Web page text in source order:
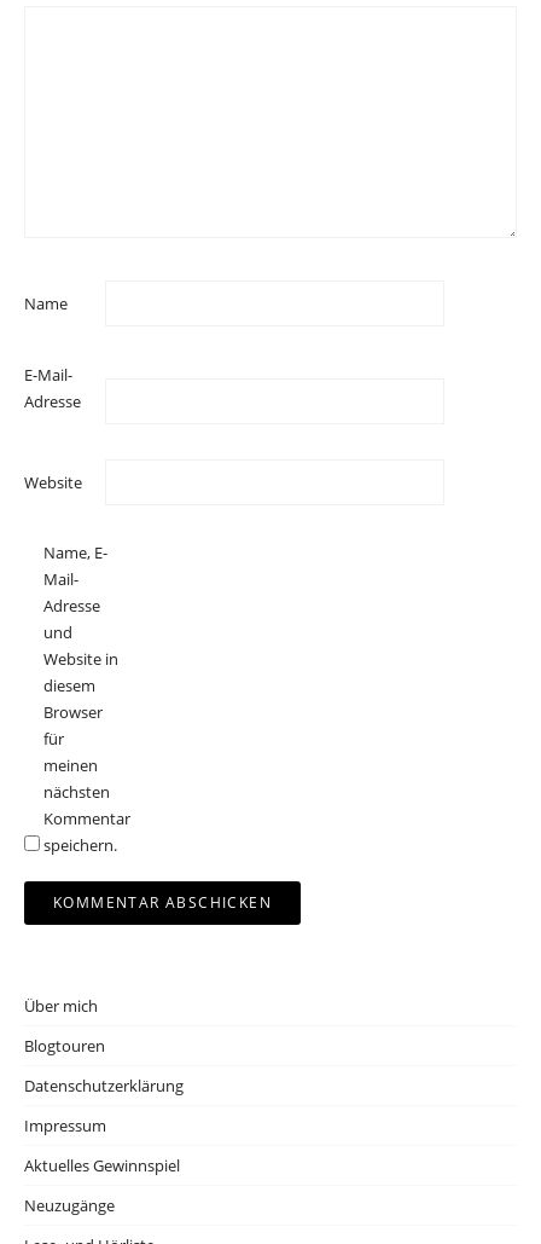
Name
E-Mail-
Adresse
Website
Name, E-
Mail-
Adresse
und
Website in
diesem
Browser
für
meinen
nächsten
Kommentar
speichern.
Über mich
Blogtouren
Datenschutzerklärung
Impressum
Aktuelles Gewinnspiel
Neuzugänge